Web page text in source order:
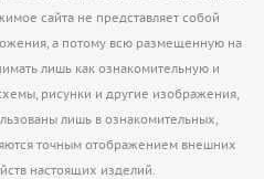
сайта не представляет собой
а потому всю размещенную на
лишь как ознакомительную и
рисунки и другие изображения,
лишь в ознакомительных,
точным отображением внешних
настоящих изделий.